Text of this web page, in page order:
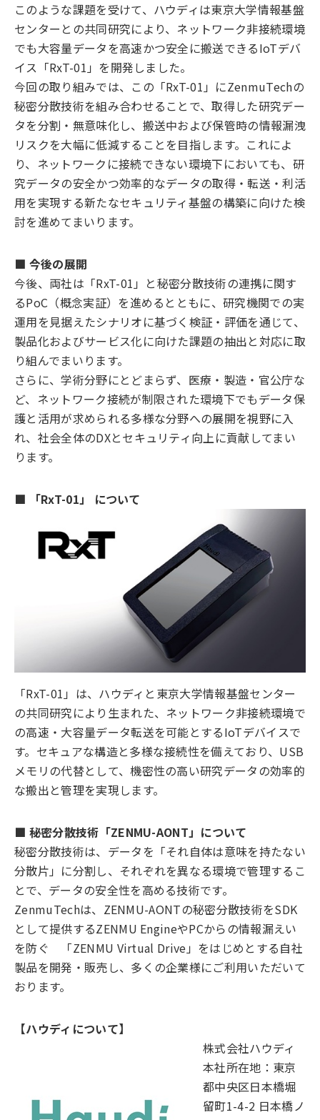
このような課題を受けて、ハウディは東京大学情報基盤
センターとの共同研究により、ネットワーク非接続環境
でも大容量データを高速かつ安全に搬送できるIoTデバ
イス「RxT-01」を開発しました。
今回の取り組みでは、この「RxT-01」にZenmuTechの
秘密分散技術を組み合わせることで、取得した研究デー
タを分割・無意味化し、搬送中および保管時の情報漏洩
リスクを大幅に低減することを目指します。これによ
り、ネットワークに接続できない環境下においても、研
究データの安全かつ効率的なデータの取得・転送・利活
用を実現する新たなセキュリティ基盤の構築に向けた検
討を進めてまいります。
■ 今後の展開
今後、両社は「RxT-01」と秘密分散技術の連携に関す
るPoC（概念実証）を進めるとともに、研究機関での実
運用を見据えたシナリオに基づく検証・評価を通じて、
製品化およびサービス化に向けた課題の抽出と対応に取
り組んでまいります。
さらに、学術分野にとどまらず、医療・製造・官公庁な
ど、ネットワーク接続が制限された環境下でもデータ保
護と活用が求められる多様な分野への展開を視野に入
れ、社会全体のDXとセキュリティ向上に貢献してまい
ります。
■ 「RxT-01」 について
「RxT-01」は、ハウディと東京大学情報基盤センター
の共同研究により生まれた、ネットワーク非接続環境で
の高速・大容量データ転送を可能とするIoTデバイスで
す。セキュアな構造と多様な接続性を備えており、USB
メモリの代替として、機密性の高い研究データの効率的
な搬出と管理を実現します。
■ 秘密分散技術「ZENMU-AONT」について
秘密分散技術は、データを「それ自体は意味を持たない
分散片」に分割し、それぞれを異なる環境で管理するこ
とで、データの安全性を高める技術です。
ZenmuTechは、ZENMU-AONTの秘密分散技術をSDK
として提供するZENMU EngineやPCからの情報漏えい
を防ぐ 「ZENMU Virtual Drive」をはじめとする自社
製品を開発・販売し、多くの企業様にご利用いただいて
おります。
【ハウディについて】
株式会社ハウディ
本社所在地：東京
都中央区日本橋堀
留町1-4-2 日本橋ノ